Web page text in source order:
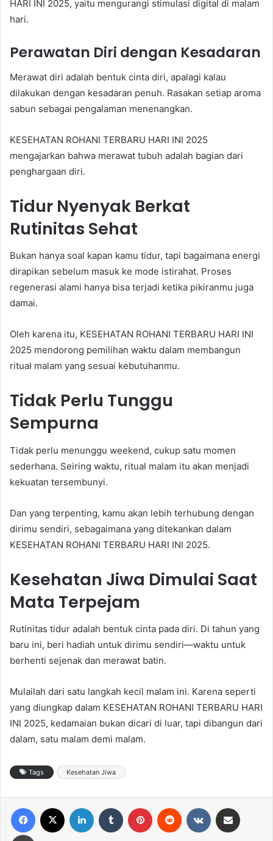
HARI INI 2025, yaitu mengurangi stimulasi digital di malam
hari.
Perawatan Diri dengan Kesadaran
Merawat diri adalah bentuk cinta diri, apalagi kalau
dilakukan dengan kesadaran penuh. Rasakan setiap aroma
sabun sebagai pengalaman menenangkan.
KESEHATAN ROHANI TERBARU HARI INI 2025
mengajarkan bahwa merawat tubuh adalah bagian dari
penghargaan diri.
Tidur Nyenyak Berkat
Rutinitas Sehat
Bukan hanya soal kapan kamu tidur, tapi bagaimana energi
dirapikan sebelum masuk ke mode istirahat. Proses
regenerasi alami hanya bisa terjadi ketika pikiranmu juga
damai.
Oleh karena itu, KESEHATAN ROHANI TERBARU HARI INI
2025 mendorong pemilihan waktu dalam membangun
ritual malam yang sesuai kebutuhanmu.
Tidak Perlu Tunggu
Sempurna
Tidak perlu menunggu weekend, cukup satu momen
sederhana. Seiring waktu, ritual malam itu akan menjadi
kekuatan tersembunyi.
Dan yang terpenting, kamu akan lebih terhubung dengan
dirimu sendiri, sebagaimana yang ditekankan dalam
KESEHATAN ROHANI TERBARU HARI INI 2025.
Kesehatan Jiwa Dimulai Saat
Mata Terpejam
Rutinitas tidur adalah bentuk cinta pada diri. Di tahun yang
baru ini, beri hadiah untuk dirimu sendiri—waktu untuk
berhenti sejenak dan merawat batin.
Mulailah dari satu langkah kecil malam ini. Karena seperti
yang diungkap dalam KESEHATAN ROHANI TERBARU HARI
INI 2025, kedamaian bukan dicari di luar, tapi dibangun dari
dalam, satu malam demi malam.
Tags Kesehatan Jiwa